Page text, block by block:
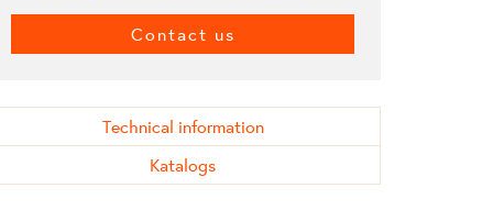
Contact us
Technical information
Katalogs